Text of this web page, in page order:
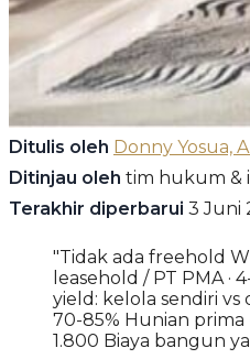
Ditulis oleh Donny Yosua,
Ditinjau oleh tim hukum &
Terakhir diperbarui 3 Juni
"Tidak ada freehold
leasehold / PT PMA ·
yield: kelola sendiri vs
70-85% Hunian prima
1.800 Biaya bangun